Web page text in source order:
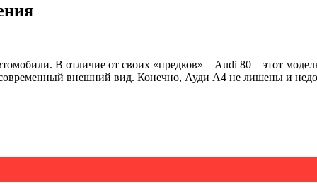
В отличие от своих «предков» – Audi 80 – этот
внешний вид. Конечно, Ауди А4 не лишены и